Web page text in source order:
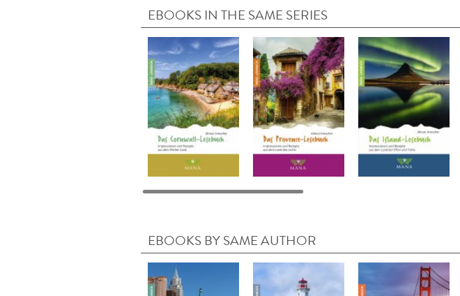
EBOOKS IN THE SAME SERIES
EBOOKS BY SAME AUTHOR